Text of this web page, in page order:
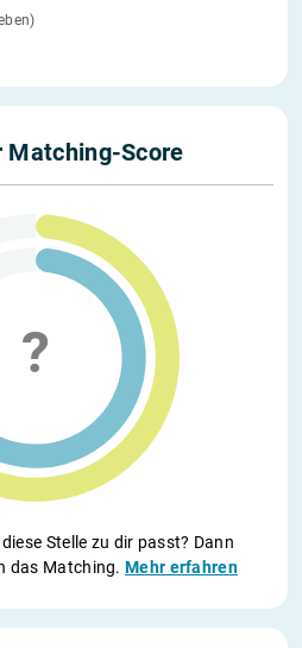
Matching-Score
Stelle zu dir passt? Dann
das Matching.Mehr erfahren